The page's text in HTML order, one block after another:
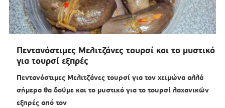
Πεντανόστιμες Μελιτζάνες τουρσί και το μυστικό
για τουρσί εξπρές
Πεντανόστιμες Μελιτζάνες τουρσί για τον χειμώνα αλλά
σήμερα θα δούμε και το μυστικό για το τουρσί λαχανικών
εξπρές από τον